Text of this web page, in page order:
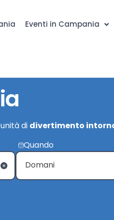
Eventi in Campania
di divertimento
Quando
Domani